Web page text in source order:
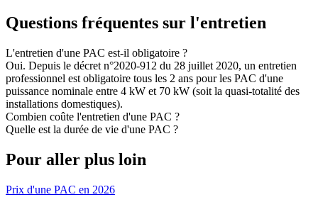
Questions fréquentes sur l'entretien
L'entretien d'une PAC est-il obligatoire ?
Oui. Depuis le décret n°2020-912 du 28 juillet 2020, un entretien
professionnel est obligatoire tous les 2 ans pour les PAC d'une
puissance nominale entre 4 kW et 70 kW (soit la quasi-totalité des
installations domestiques).
Combien coûte l'entretien d'une PAC ?
Quelle est la durée de vie d'une PAC ?
Pour aller plus loin
Prix d'une PAC en 2026